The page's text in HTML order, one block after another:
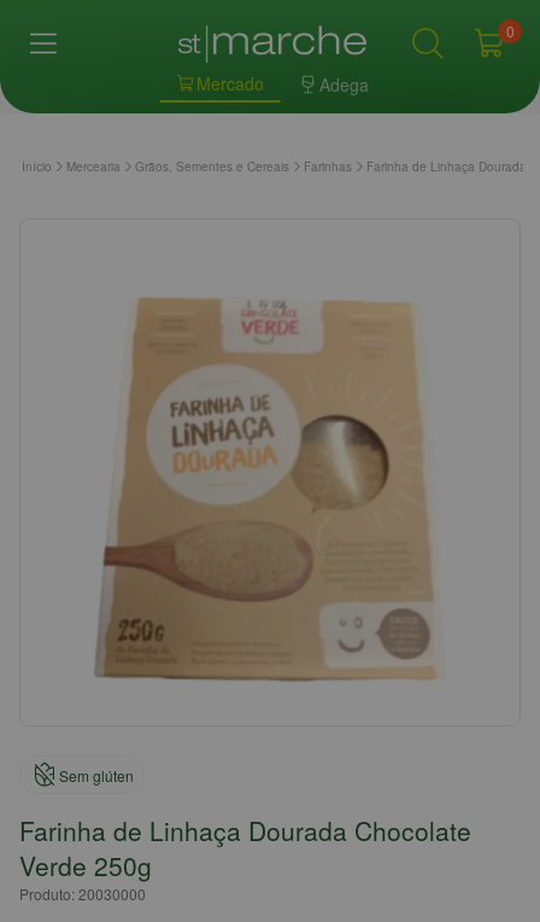
Mercado Adega
0
Início Mercearia Grãos, Sementes e Cereais Farinhas Farinha de Linhaça Dourada
Sem glúten
Farinha de Linhaça Dourada Chocolate
Verde 250g
Produto: 20030000